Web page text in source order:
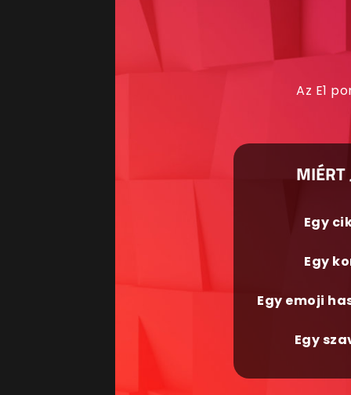
Az E1
MIÉRT
Egy
Egy
Egy emoji
Egy